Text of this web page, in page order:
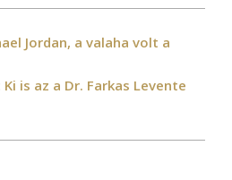
Jordan, a valaha volt a
Ki is az a Dr. Farkas Levente